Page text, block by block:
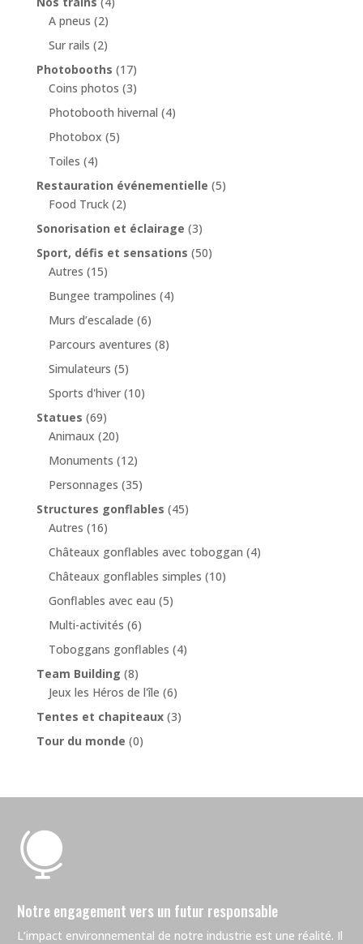
A pneus (2)
Sur rails (2)
Photobooths (17)
Coins photos (3)
Photobooth hivernal (4)
Photobox (5)
Toiles (4)
Restauration événementielle (5)
Food Truck (2)
Sonorisation et éclairage (3)
Sport, défis et sensations (50)
Autres (15)
Bungee trampolines (4)
Murs d’escalade (6)
Parcours aventures (8)
Simulateurs (5)
Sports d'hiver (10)
Statues (69)
Animaux (20)
Monuments (12)
Personnages (35)
Structures gonflables (45)
Autres (16)
Châteaux gonflables avec toboggan (4)
Châteaux gonflables simples (10)
Gonflables avec eau (5)
Multi-activités (6)
Toboggans gonflables (4)
Team Building (8)
Jeux les Héros de l'île (6)
Tentes et chapiteaux (3)
Tour du monde (0)

Notre engagement vers un futur responsable
L’impact environnemental de notre industrie est une réalité. Il